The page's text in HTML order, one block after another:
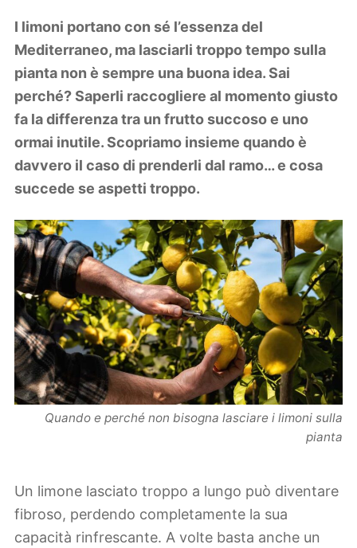
Viaggi
Zodiaco
I limoni portano con sé l’essenza del
Mediterraneo, ma lasciarli troppo tempo sulla
pianta non è sempre una buona idea. Sai
perché? Saperli raccogliere al momento giusto
fa la differenza tra un frutto succoso e uno
ormai inutile. Scopriamo insieme quando è
davvero il caso di prenderli dal ramo… e cosa
succede se aspetti troppo.
Quando e perché non bisogna lasciare i limoni sulla
pianta
Un limone lasciato troppo a lungo può diventare
fibroso, perdendo completamente la sua
capacità rinfrescante. A volte basta anche un